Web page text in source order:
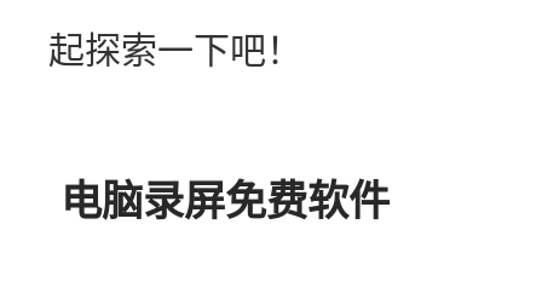
起探索一下吧！
电脑录屏免费软件